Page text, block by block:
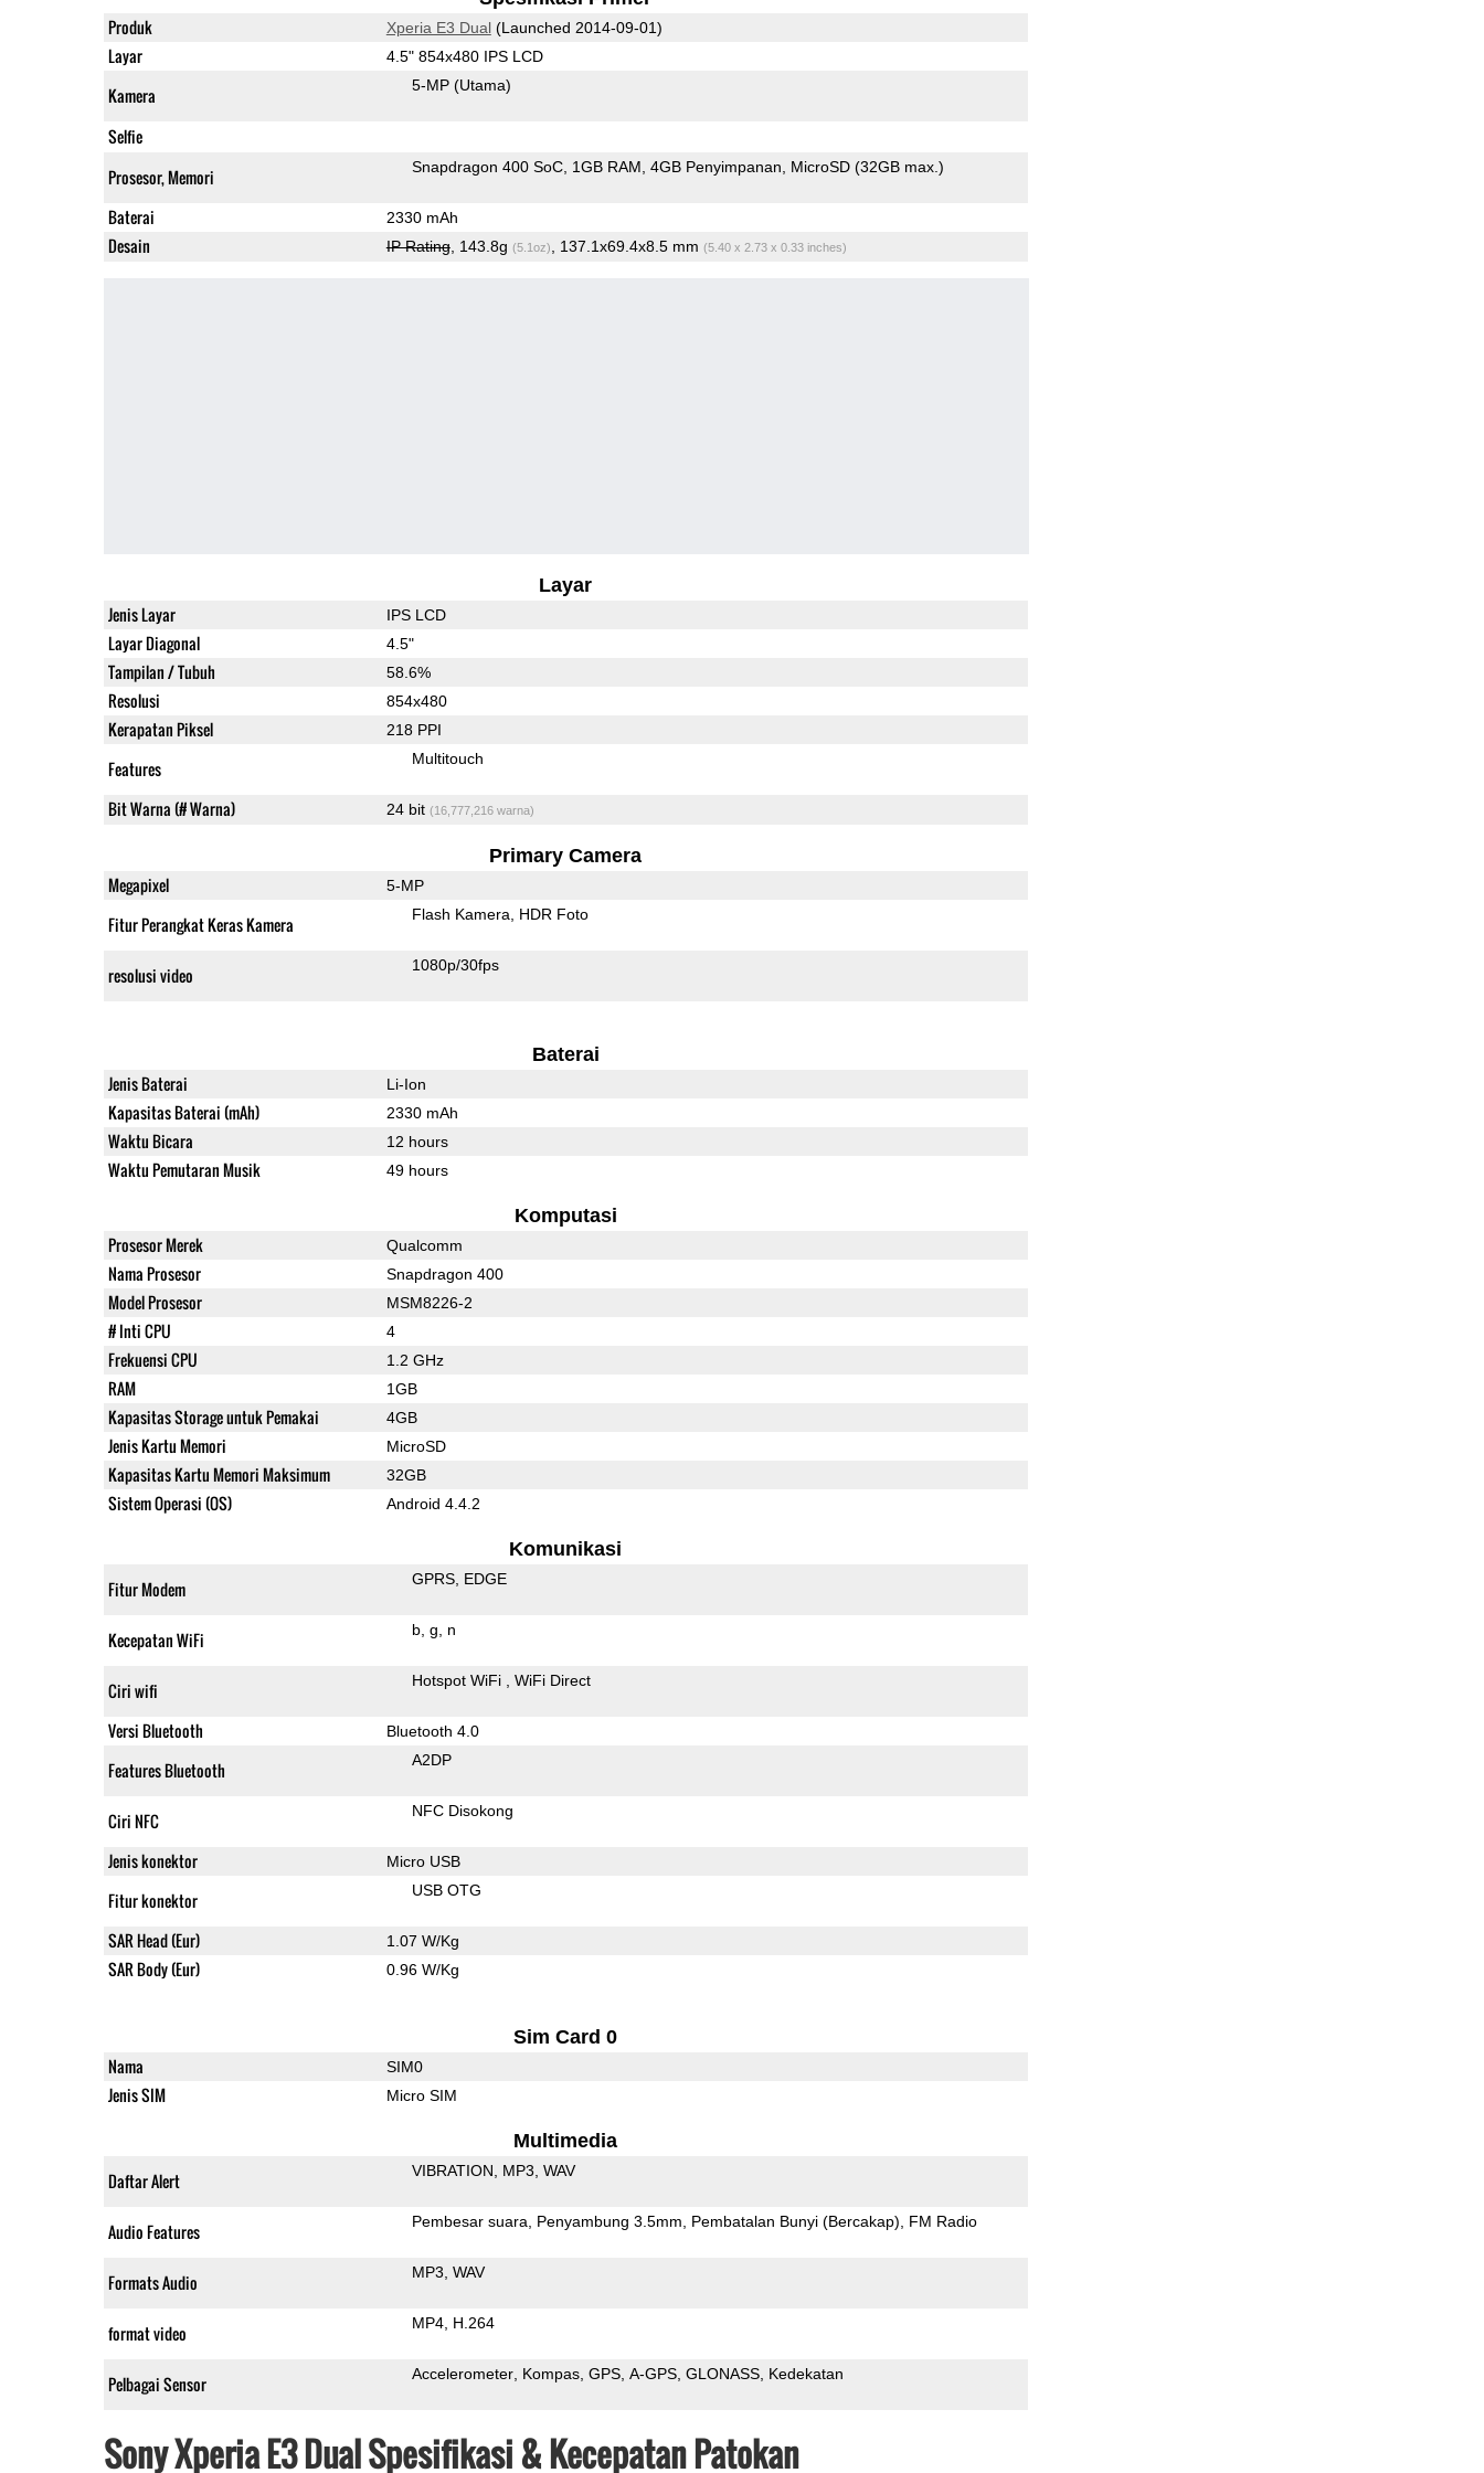
Produk Xperia E3 Dual(Launched 2014-09-01)
Layar 4.5" 854x480 IPS LCD
Kamera 5-MP (Utama)
Selfie
Prosesor, Memori
Snapdragon 400 SoC 1GB RAM 4GB Penyimpanan MicroSD (32GB max.)
Baterai 2330 mAh
Desain IP Rating, 143.8g (5.1oz) , 137.1x69.4x8.5 mm (5.40 x 2.73 x 0.33 inches)
Layar
Jenis Layar IPS LCD
Layar Diagonal 4.5"
Tampilan / Tubuh 58.6%
Resolusi 854x480
Kerapatan Piksel 218 PPI
Features Multitouch
Bit Warna (# Warna) 24 bit (16,777,216 warna)
Primary Camera
Megapixel 5-MP
Fitur Perangkat Keras Kamera Flash Kamera HDR Foto
resolusi video 1080p/30fps
Baterai
Jenis Baterai Li-Ion
Kapasitas Baterai (mAh) 2330 mAh
Waktu Bicara 12 hours
Waktu Pemutaran Musik 49 hours
Komputasi
Prosesor Merek Qualcomm
Nama Prosesor Snapdragon 400
Model Prosesor MSM8226-2
# Inti CPU 4
Frekuensi CPU 1.2 GHz
RAM 1GB
Kapasitas Storage untuk Pemakai 4GB
Jenis Kartu Memori MicroSD
Kapasitas Kartu Memori Maksimum 32GB
Sistem Operasi (OS) Android 4.4.2
Komunikasi
Fitur Modem GPRS EDGE
Kecepatan WiFi b g n
Ciri wifi Hotspot WiFi WiFi Direct
Versi Bluetooth Bluetooth 4.0
Features Bluetooth A2DP
Ciri NFC NFC Disokong
Jenis konektor Micro USB
Fitur konektor USB OTG
SAR Head (Eur) 1.07 W/Kg
SAR Body (Eur) 0.96 W/Kg
Sim Card 0
Nama SIM0
Jenis SIM Micro SIM
Multimedia
Daftar Alert VIBRATION MP3 WAV
Audio Features Pembesar suara Penyambung 3.5mm Pembatalan Bunyi (Bercakap) FM Radio
Formats Audio MP3 WAV
format video MP4 H.264
Pelbagai Sensor Accelerometer Kompas GPS A-GPS GLONASS Kedekatan
Sony Xperia E3 Dual Spesifikasi & Kecepatan Patokan